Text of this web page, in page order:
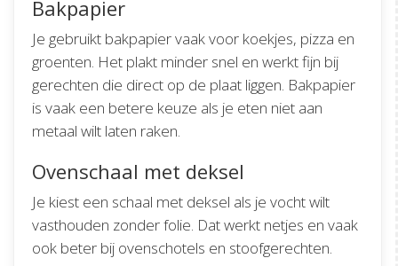
Bakpapier
Je gebruikt bakpapier vaak voor koekjes, pizza en
groenten. Het plakt minder snel en werkt fijn bij
gerechten die direct op de plaat liggen. Bakpapier
is vaak een betere keuze als je eten niet aan
metaal wilt laten raken.
Ovenschaal met deksel
Je kiest een schaal met deksel als je vocht wilt
vasthouden zonder folie. Dat werkt netjes en vaak
ook beter bij ovenschotels en stoofgerechten.